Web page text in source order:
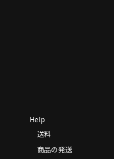
Help
送料
商品の発送